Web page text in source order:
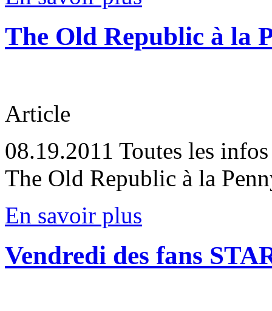
The Old Republic à la
Article
08.19.2011 Toutes les
The Old Republic à la
En savoir plus
Vendredi des fans